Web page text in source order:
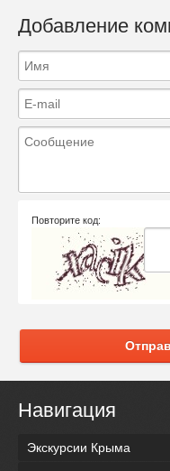
Добавление
Повторите код:
Навигация
Экскурсии Крыма